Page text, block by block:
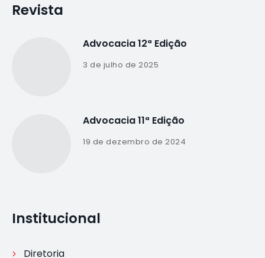
Revista
Advocacia 12ª Edição
3 de julho de 2025
Advocacia 11ª Edição
19 de dezembro de 2024
Institucional
Diretoria